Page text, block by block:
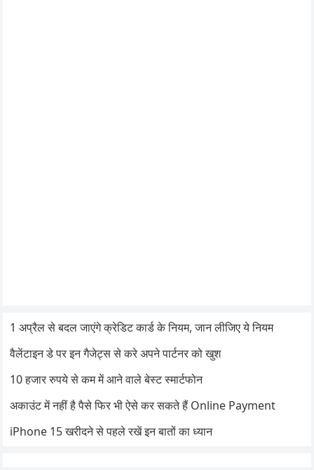
1 अप्रैल से बदल जाएंगे क्रेडिट कार्ड के नियम, जान लीजिए ये नियम
वैलेंटाइन डे पर इन गैजेट्स से करे अपने पार्टनर को खुश
10 हजार रुपये से कम में आने वाले बेस्ट स्मार्टफोन
अकाउंट में नहीं है पैसे फिर भी ऐसे कर सकते हैं Online Payment
iPhone 15 खरीदने से पहले रखें इन बातों का ध्यान